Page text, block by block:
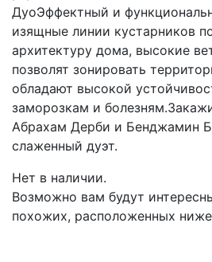
ДуоЭффектный и
изящные линии кустарников
архитектуру дома, высокие
позволят зонировать
обладают высокой
заморозкам и
Абрахам Дерби и Бенджамин
слаженный дуэт.
Нет в наличии.
Возможно вам будут
похожих, расположенных